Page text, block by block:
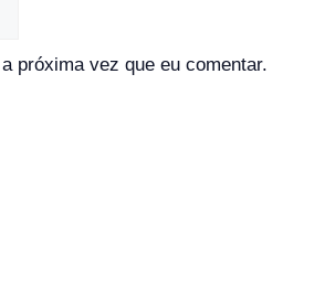
próxima vez que eu comentar.